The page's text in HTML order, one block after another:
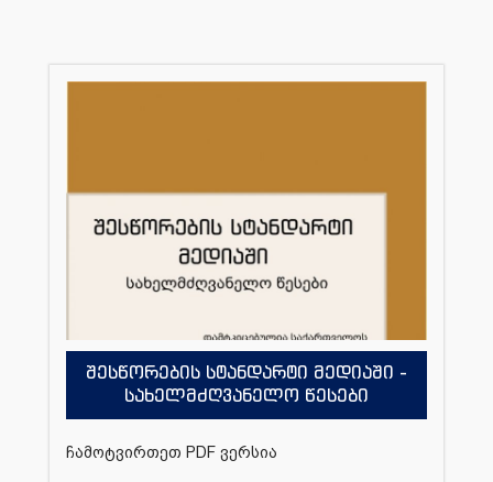
შესწორების სტანდარტი მედიაში -
სახელმძღვანელო წესები
ჩამოტვირთეთ PDF ვერსია